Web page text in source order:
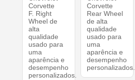
Corvette
F. Right
Wheel de
alta
qualidade
usado para
uma
aparência e
desempenho
personalizados.
Corvette
Rear Wheel
de alta
qualidade
usado para
uma
aparência e
desempenho
personalizados.